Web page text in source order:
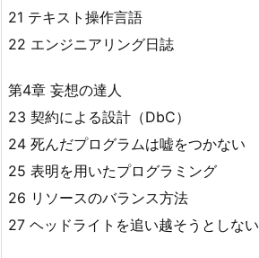
21 テキスト操作言語
22 エンジニアリング日誌
第4章 妄想の達人
23 契約による設計（DbC）
24 死んだプログラムは嘘をつかない
25 表明を用いたプログラミング
26 リソースのバランス方法
27 ヘッドライトを追い越そうとしない